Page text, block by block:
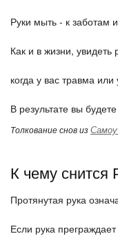
Руки мыть - к заботам
Как и в жизни, увидеть
когда у вас травма
В результате вы
Толкование снов из
К чему снится
Протянутая рука
Если рука